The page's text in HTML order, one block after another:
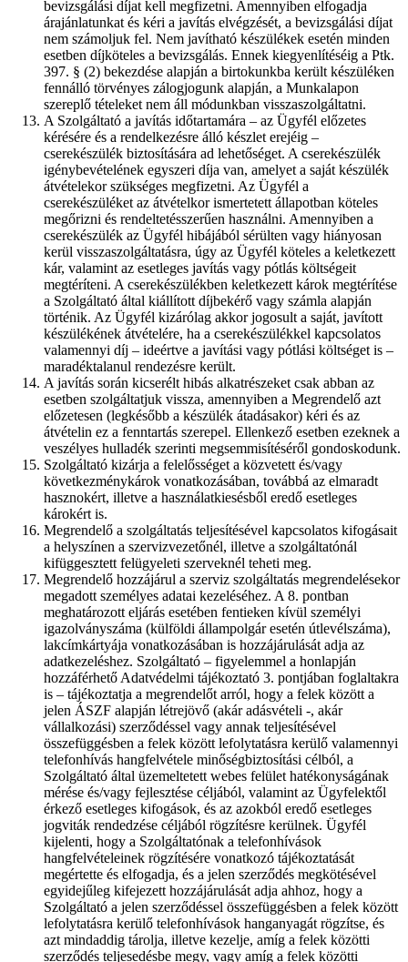
bevizsgálási díjat kell megfizetni. Amennyiben elfogadja
árajánlatunkat és kéri a javítás elvégzését, a bevizsgálási díjat
nem számoljuk fel. Nem javítható készülékek esetén minden
esetben díjköteles a bevizsgálás. Ennek kiegyenlítéséig a Ptk.
397. § (2) bekezdése alapján a birtokunkba került készüléken
fennálló törvényes zálogjogunk alapján, a Munkalapon
szereplő tételeket nem áll módunkban visszaszolgáltatni.
A Szolgáltató a javítás időtartamára – az Ügyfél előzetes
kérésére és a rendelkezésre álló készlet erejéig –
cserekészülék biztosítására ad lehetőséget. A cserekészülék
igénybevételének egyszeri díja van, amelyet a saját készülék
átvételekor szükséges megfizetni. Az Ügyfél a
cserekészüléket az átvételkor ismertetett állapotban köteles
megőrizni és rendeltetésszerűen használni. Amennyiben a
cserekészülék az Ügyfél hibájából sérülten vagy hiányosan
kerül visszaszolgáltatásra, úgy az Ügyfél köteles a keletkezett
kár, valamint az esetleges javítás vagy pótlás költségeit
megtéríteni. A cserekészülékben keletkezett károk megtérítése
a Szolgáltató által kiállított díjbekérő vagy számla alapján
történik. Az Ügyfél kizárólag akkor jogosult a saját, javított
készülékének átvételére, ha a cserekészülékkel kapcsolatos
valamennyi díj – ideértve a javítási vagy pótlási költséget is –
maradéktalanul rendezésre került.
A javítás során kicserélt hibás alkatrészeket csak abban az
esetben szolgáltatjuk vissza, amennyiben a Megrendelő azt
előzetesen (legkésőbb a készülék átadásakor) kéri és az
átvételin ez a fenntartás szerepel. Ellenkező esetben ezeknek a
veszélyes hulladék szerinti megsemmisítéséről gondoskodunk.
Szolgáltató kizárja a felelősséget a közvetett és/vagy
következménykárok vonatkozásában, továbbá az elmaradt
hasznokért, illetve a használatkiesésből eredő esetleges
károkért is.
Megrendelő a szolgáltatás teljesítésével kapcsolatos kifogásait
a helyszínen a szervizvezetőnél, illetve a szolgáltatónál
kifüggesztett felügyeleti szerveknél teheti meg.
Megrendelő hozzájárul a szerviz szolgáltatás megrendelésekor
megadott személyes adatai kezeléséhez. A 8. pontban
meghatározott eljárás esetében fentieken kívül személyi
igazolványszáma (külföldi állampolgár esetén útlevélszáma),
lakcímkártyája vonatkozásában is hozzájárulását adja az
adatkezeléshez. Szolgáltató – figyelemmel a honlapján
hozzáférhető Adatvédelmi tájékoztató 3. pontjában foglaltakra
is – tájékoztatja a megrendelőt arról, hogy a felek között a
jelen ÁSZF alapján létrejövő (akár adásvételi -, akár
vállalkozási) szerződéssel vagy annak teljesítésével
összefüggésben a felek között lefolytatásra kerülő valamennyi
telefonhívás hangfelvétele minőségbiztosítási célból, a
Szolgáltató által üzemeltetett webes felület hatékonyságának
mérése és/vagy fejlesztése céljából, valamint az Ügyfelektől
érkező esetleges kifogások, és az azokból eredő esetleges
jogviták rendedzése céljából rögzítésre kerülnek. Ügyfél
kijelenti, hogy a Szolgáltatónak a telefonhívások
hangfelvételeinek rögzítésére vonatkozó tájékoztatását
megértette és elfogadja, és a jelen szerződés megkötésével
egyidejűleg kifejezett hozzájárulását adja ahhoz, hogy a
Szolgáltató a jelen szerződéssel összefüggésben a felek között
lefolytatásra kerülő telefonhívások hanganyagát rögzítse, és
azt mindaddig tárolja, illetve kezelje, amíg a felek közötti
szerződés teljesedésbe megy, vagy amíg a felek közötti